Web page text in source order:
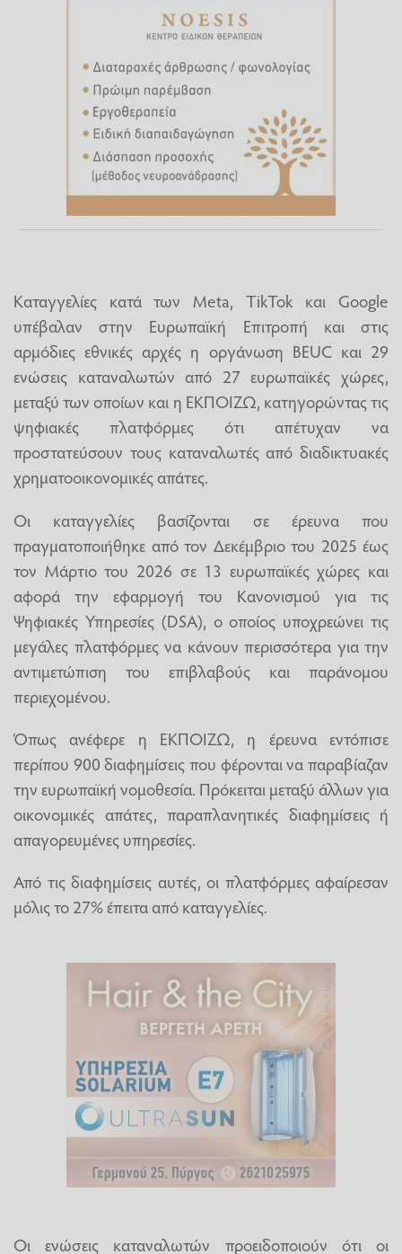
Καταγγελίες κατά των Meta, TikTok και Google
υπέβαλαν στην Ευρωπαϊκή Επιτροπή και στις
αρμόδιες εθνικές αρχές η οργάνωση BEUC και 29
ενώσεις καταναλωτών από 27 ευρωπαϊκές χώρες,
μεταξύ των οποίων και η ΕΚΠΟΙΖΩ, κατηγορώντας τις
ψηφιακές πλατφόρμες ότι απέτυχαν να
προστατεύσουν τους καταναλωτές από διαδικτυακές
χρηματοοικονομικές απάτες.
Οι καταγγελίες βασίζονται σε έρευνα που
πραγματοποιήθηκε από τον Δεκέμβριο του 2025 έως
τον Μάρτιο του 2026 σε 13 ευρωπαϊκές χώρες και
αφορά την εφαρμογή του Κανονισμού για τις
Ψηφιακές Υπηρεσίες (DSA), ο οποίος υποχρεώνει τις
μεγάλες πλατφόρμες να κάνουν περισσότερα για την
αντιμετώπιση του επιβλαβούς και παράνομου
περιεχομένου.
Όπως ανέφερε η ΕΚΠΟΙΖΩ, η έρευνα εντόπισε
περίπου 900 διαφημίσεις που φέρονται να παραβίαζαν
την ευρωπαϊκή νομοθεσία. Πρόκειται μεταξύ άλλων για
οικονομικές απάτες, παραπλανητικές διαφημίσεις ή
απαγορευμένες υπηρεσίες.
Από τις διαφημίσεις αυτές, οι πλατφόρμες αφαίρεσαν
μόλις το 27% έπειτα από καταγγελίες.
Οι ενώσεις καταναλωτών προειδοποιούν ότι οι